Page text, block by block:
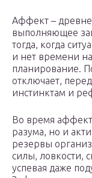
Аффект –
выполняющее
тогда, когда
и нет времени
планирование.
отключает,
инстинктам и
Во время
разума, но и
резервы
силы, ловкости,
успевая даже